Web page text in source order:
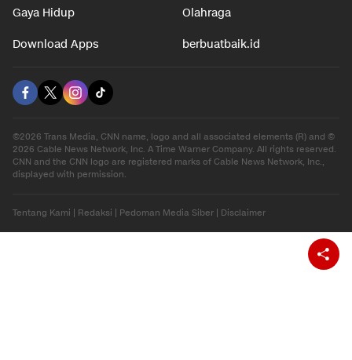
Gaya Hidup Olahraga
Download Apps berbuatbaik.id
©2026 Trans Media, CNN name, logo and all associated elements (R) and ©
2026 Cable News Network, Inc. A Time Warner Company. All rights reserved.
CNN and the CNN logo are registered marks of Cable News Network, Inc.,
displayed with permission.
Tentang Kami Redaksi Pedoman Media Siber Disclaimer